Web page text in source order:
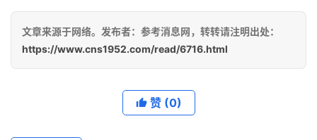
文章来源于网络。发布者：参考消息网，转转请注明出处：
https://www.cns1952.com/read/6716.html
赞 (0)